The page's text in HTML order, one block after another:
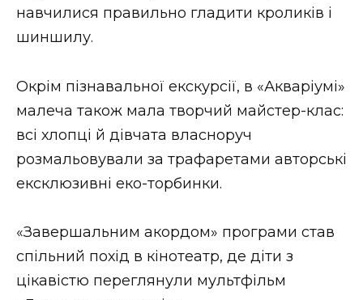
навчилися правильно гладити кроликів і
шиншилу.
Окрім пізнавальної екскурсії, в «Акваріумі»
малеча також мала творчий майстер-клас:
всі хлопці й дівчата власноруч
розмальовували за трафаретами авторські
ексклюзивні еко-торбинки.
«Завершальним акордом» програми став
спільний похід в кінотеатр, де діти з
цікавістю переглянули мультфільм